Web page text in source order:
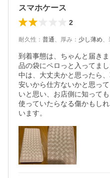
スマホケース
2
耐久性 ： 普通、 厚み ： 少し薄め、
到着事態は、ちゃんと届き
品の袋にペロっと入ってまし
中は、大丈夫かと思ったら
安いから仕方ないかと思っ
いと思い、お店側に知って
使っていたらなる傷かもし